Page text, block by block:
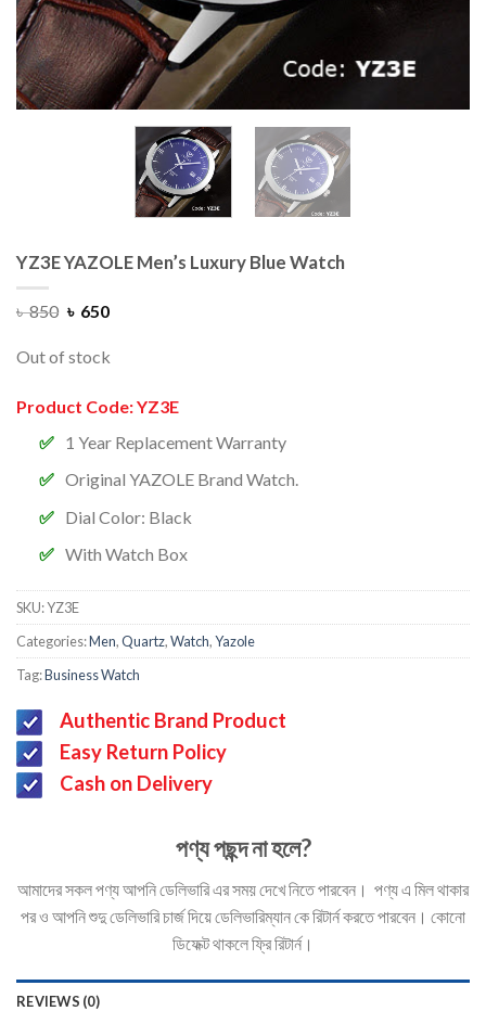
YZ3E YAZOLE Men’s Luxury Blue Watch
৳850 ৳ 650
Out of stock
Product Code: YZ3E
1 Year Replacement Warranty
Original YAZOLE Brand Watch.
Dial Color: Black
With Watch Box
SKU:YZ3E
Categories:Men,Quartz,Watch,Yazole
Tag:Business Watch
Authentic Brand Product
Easy Return Policy
Cash on Delivery
পণ্য পছন্দ না হলে?
আমাদের সকল পণ্য আপনি ডেলিভারি এর সময় দেখে নিতে পারবেন। পণ্য এ মিল থাকার
পর ও আপনি শুদু ডেলিভারি চার্জ দিয়ে ডেলিভারিম্যান কে রিটার্ন করতে পারবেন। কোনো
ডিফেক্ট থাকলে ফ্রি রিটার্ন।
REVIEWS (0)